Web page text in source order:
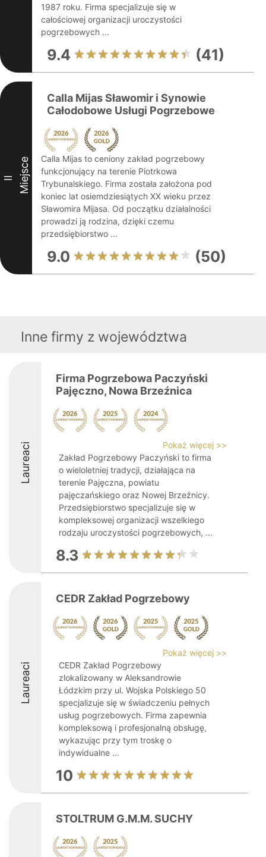
1987 roku. Firma specjalizuje się w
całościowej organizacji uroczystości
pogrzebowych ...
9.4 (41)
II Miejsce
Calla Mijas Sławomir i Synowie
Całodobowe Usługi Pogrzebowe
Calla Mijas to ceniony zakład pogrzebowy
funkcjonujący na terenie Piotrkowa
Trybunalskiego. Firma została założona pod
koniec lat osiemdziesiątych XX wieku przez
Sławomira Mijasa. Od początku działalności
prowadzi ją rodzina, dzięki czemu
przedsiębiorstwo ...
9.0 (50)
Inne firmy z województwa
Laureaci
Firma Pogrzebowa Paczyński
Pajęczno, Nowa Brzeźnica
Pokaż więcej >>
Zakład Pogrzebowy Paczyński to firma
o wieloletniej tradycji, działająca na
terenie Pajęczna, powiatu
pajęczańskiego oraz Nowej Brzeźnicy.
Przedsiębiorstwo specjalizuje się w
kompleksowej organizacji wszelkiego
rodzaju uroczystości pogrzebowych, ...
8.3
Laureaci
CEDR Zakład Pogrzebowy
Pokaż więcej >>
CEDR Zakład Pogrzebowy
zlokalizowany w Aleksandrowie
Łódzkim przy ul. Wojska Polskiego 50
specjalizuje się w świadczeniu pełnych
usług pogrzebowych. Firma zapewnia
kompleksową i profesjonalną obsługę,
wykazując przy tym troskę o
indywidualne ...
10
STOLTRUM G.M.M. SUCHY